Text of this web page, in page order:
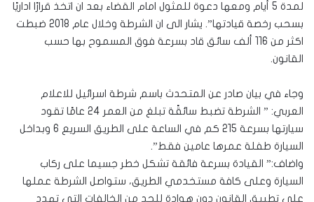
لمدة 5 أيام ومعها دعوة للمثول امام القضاء بعد ان اتخذ قرارًا اداريًا
بسحب رخصة قيادتها”. يشار الى ان الشرطة وخلال عام 2018 ضبطت
اكثر من 116 ألف سائق قاد بسرعة فوق المسموح بها حسب
القانون.
وجاء في بيان صادر عن المتحدث باسم شرطة اسرائيل للاعلام
العربي: ” الشرطة تضبط سائقًة تبلغ من العمر 24 عامًا تقود
سيارتها بسرعة 215 كم في الساعة على الطريق السريع 6 وبداخل
السيارة طفلة عمرها عامين فقط”.
واضاف:” القيادة بسرعة فائقة تشكل خطر جسيما على ركاب
السيارة وعلى كافة مستخدمي الطريق، ستواصل الشرطة عملها
على تطبيق القانون دون هوادة للحد من الخالفات التي تهدد